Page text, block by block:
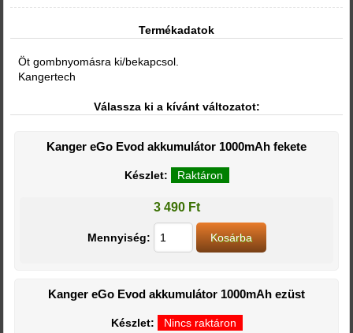
Termékadatok
Öt gombnyomásra ki/bekapcsol.
Kangertech
Válassza ki a kívánt változatot:
Kanger eGo Evod akkumulátor 1000mAh fekete
Készlet: Raktáron
3 490 Ft
Mennyiség:
Kanger eGo Evod akkumulátor 1000mAh ezüst
Készlet: Nincs raktáron